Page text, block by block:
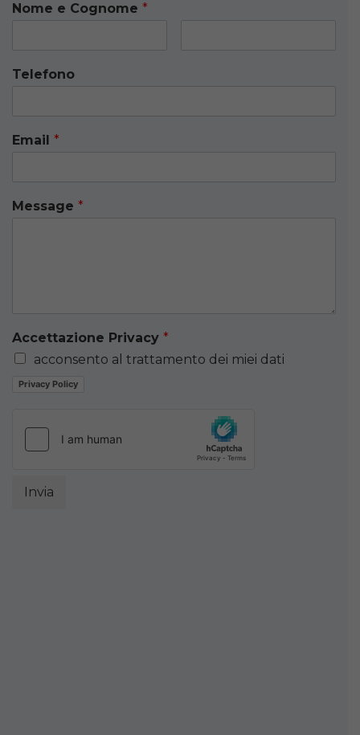
Nome e Cognome *
Telefono
Email *
Message *
Accettazione Privacy *
acconsento al trattamento dei miei dati
Privacy Policy
Invia